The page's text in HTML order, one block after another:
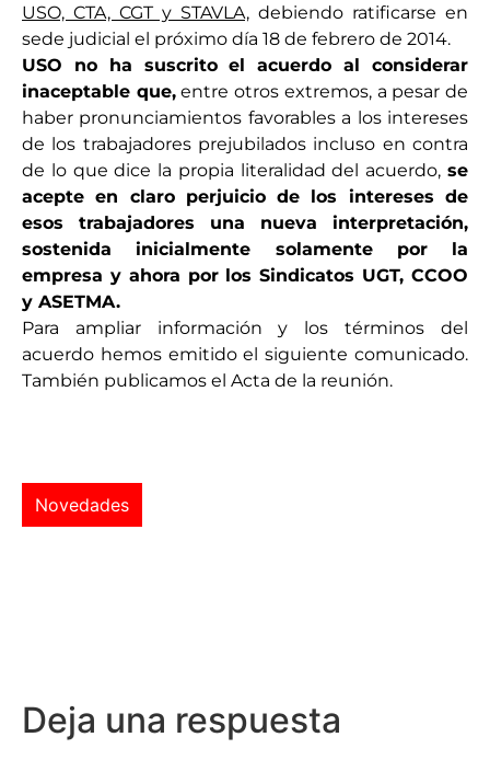
USO, CTA, CGT y STAVLA, debiendo ratificarse en
sede judicial el próximo día 18 de febrero de 2014.
USO no ha suscrito el acuerdo al considerar
inaceptable que,entre otros extremos, a pesar de
haber pronunciamientos favorables a los intereses
de los trabajadores prejubilados incluso en contra
de lo que dice la propia literalidad del acuerdo, se
acepte en claro perjuicio de los intereses de
esos trabajadores una nueva interpretación,
sostenida inicialmente solamente por la
empresa y ahora por los Sindicatos UGT, CCOO
y ASETMA.
Para ampliar información y los términos del
acuerdo hemos emitido el siguiente comunicado.
También publicamos el Acta de la reunión.
Novedades
Deja una respuesta